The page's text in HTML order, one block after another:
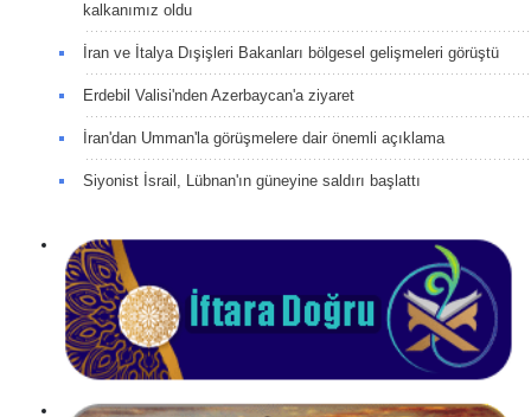
kalkanımız oldu
İran ve İtalya Dışişleri Bakanları bölgesel gelişmeleri görüştü
Erdebil Valisi'nden Azerbaycan'a ziyaret
İran'dan Umman'la görüşmelere dair önemli açıklama
Siyonist İsrail, Lübnan'ın güneyine saldırı başlattı